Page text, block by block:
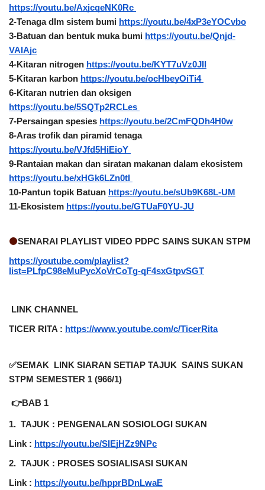
https://youtu.be/AxjcqeNK0Rc
2-Tenaga dlm sistem bumi https://youtu.be/4xP3eYOCvbo
3-Batuan dan bentuk muka bumi https://youtu.be/Qnjd-
VAIAjc
4-Kitaran nitrogen https://youtu.be/KYT7uVz0JII
5-Kitaran karbon https://youtu.be/ocHbeyOiTi4
https://youtu.be/5SQTp2RCLes
7-Persaingan spesies https://youtu.be/2CmFQDh4H0w
8-Aras trofik dan piramid tenaga
https://youtu.be/VJfd5HiEioY
https://youtu.be/xHGk6LZn0tI
10-Pantun topik Batuan https://youtu.be/sUb9K68L-UM
11-Ekosistem https://youtu.be/GTUaF0YU-JU
🟠SENARAI PLAYLIST VIDEO PDPC SAINS SUKAN STPM
https://youtube.com/playlist?
list=PLfpC98eMuPycXoVrCoTg-qF4sxGtpvSGT
LINK CHANNEL
TICER RITA : https://www.youtube.com/c/TicerRita
✅SEMAK  LINK SIARAN SETIAP TAJUK  SAINS SUKAN
STPM SEMESTER 1 (966/1)
👉BAB 1
1. TAJUK : PENGENALAN SOSIOLOGI SUKAN
Link : https://youtu.be/SIEjHZz9NPc
2. TAJUK : PROSES SOSIALISASI SUKAN
Link : https://youtu.be/hpprBDnLwaE